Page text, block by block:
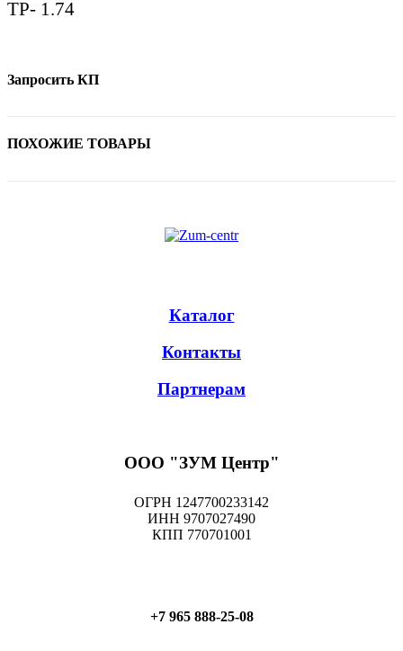
ТР- 1.74
Запросить КП
ПОХОЖИЕ ТОВАРЫ
Каталог
Контакты
Партнерам
ООО "ЗУМ Центр"
ОГРН 1247700233142
ИНН 9707027490
КПП 770701001
+7 965 888-25-08